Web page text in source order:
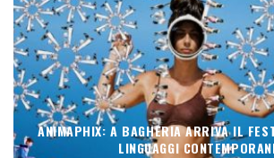
ANIMAPHIX: A BAGHERIA ARRIVA IL
LINGUAGGI